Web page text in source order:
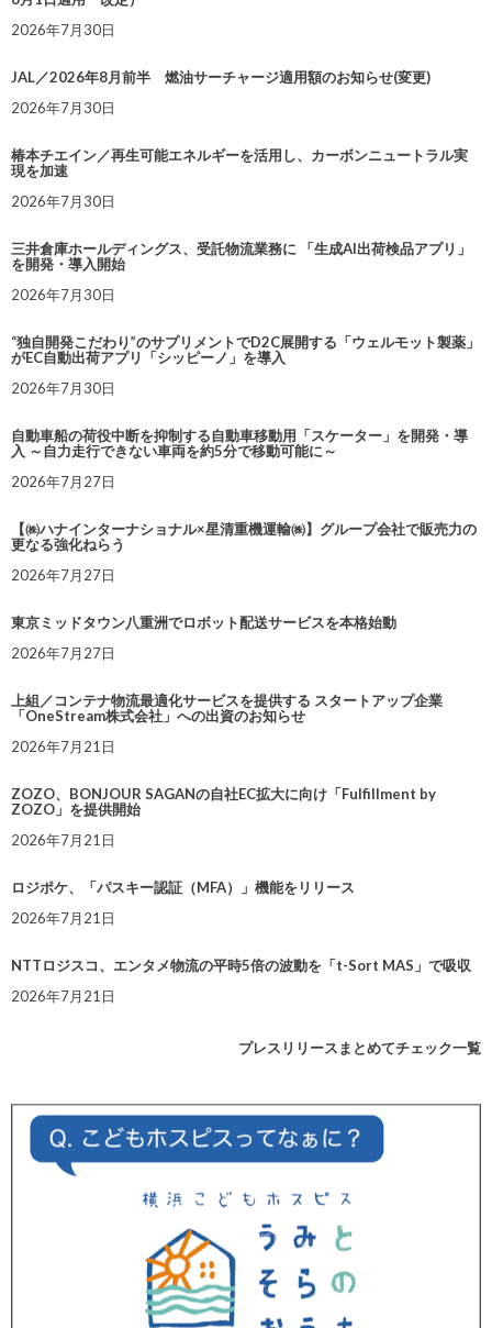
2026年7月30日
JAL／2026年8月前半 燃油サーチャージ適用額のお知らせ(変更)
2026年7月30日
椿本チエイン／再生可能エネルギーを活用し、カーボンニュートラル実
現を加速
2026年7月30日
三井倉庫ホールディングス、受託物流業務に 「生成AI出荷検品アプリ」
を開発・導入開始
2026年7月30日
“独自開発こだわり”のサプリメントでD2C展開する「ウェルモット製薬」
がEC自動出荷アプリ「シッピーノ」を導入
2026年7月30日
自動車船の荷役中断を抑制する自動車移動用「スケーター」を開発・導
入 ～自力走行できない車両を約5分で移動可能に～
2026年7月27日
【㈱ハナインターナショナル×星清重機運輸㈱】グループ会社で販売力の
更なる強化ねらう
2026年7月27日
東京ミッドタウン八重洲でロボット配送サービスを本格始動
2026年7月27日
上組／コンテナ物流最適化サービスを提供する スタートアップ企業
「OneStream株式会社」への出資のお知らせ
2026年7月21日
ZOZO、BONJOUR SAGANの自社EC拡大に向け「Fulfillment by
ZOZO」を提供開始
2026年7月21日
ロジポケ、「パスキー認証（MFA）」機能をリリース
2026年7月21日
NTTロジスコ、エンタメ物流の平時5倍の波動を「t-Sort MAS」で吸収
2026年7月21日
プレスリリースまとめてチェック一覧